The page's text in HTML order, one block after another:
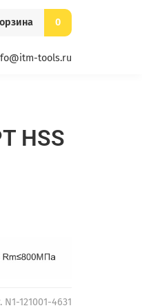
0
tools.ru
N1-121001-4631
HSS